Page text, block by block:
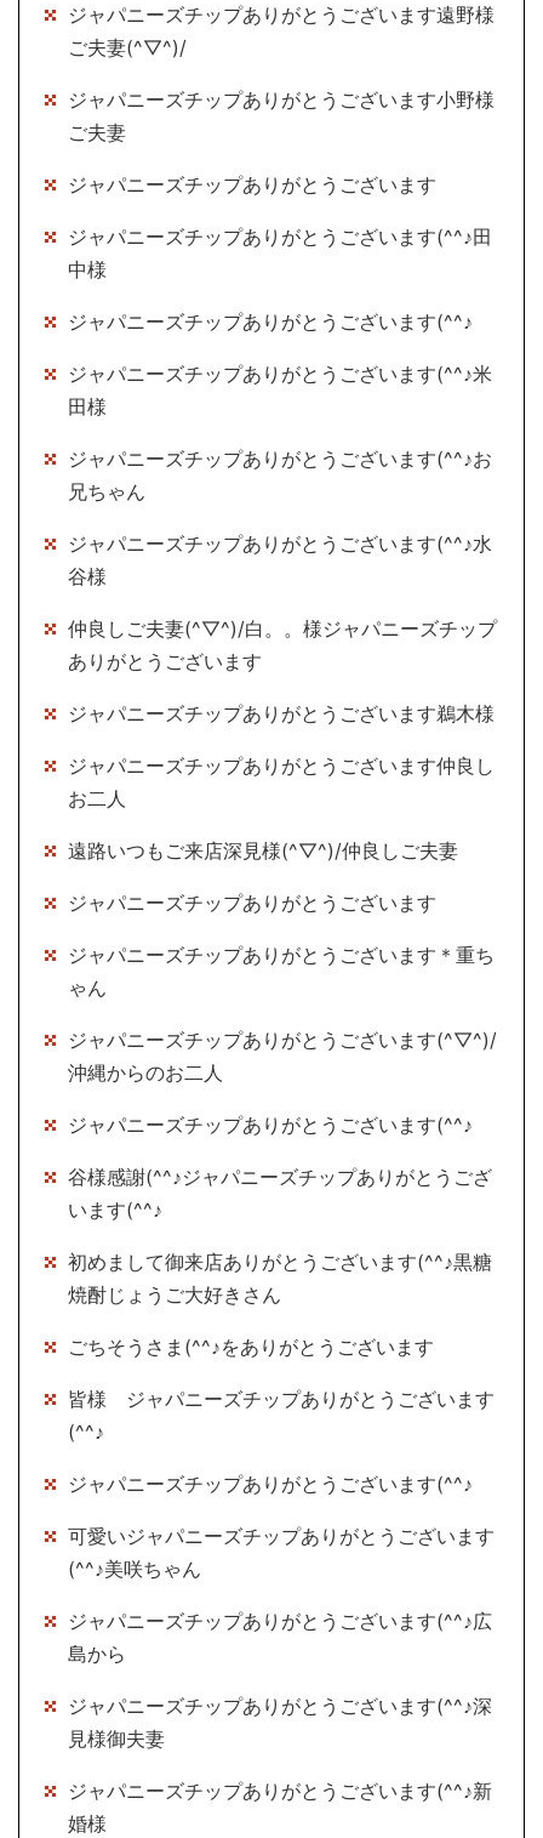
ジャパニーズチップありがとうございます遠野様
ご夫妻(^▽^)/
ジャパニーズチップありがとうございます小野様
ご夫妻
ジャパニーズチップありがとうございます
ジャパニーズチップありがとうございます(^^♪田
中様
ジャパニーズチップありがとうございます(^^♪
ジャパニーズチップありがとうございます(^^♪米
田様
ジャパニーズチップありがとうございます(^^♪お
兄ちゃん
ジャパニーズチップありがとうございます(^^♪水
谷様
仲良しご夫妻(^▽^)/白。。様ジャパニーズチップ
ありがとうございます
ジャパニーズチップありがとうございます鵜木様
ジャパニーズチップありがとうございます仲良し
お二人
遠路いつもご来店深見様(^▽^)/仲良しご夫妻
ジャパニーズチップありがとうございます
ジャパニーズチップありがとうございます＊重ち
ゃん
ジャパニーズチップありがとうございます(^▽^)/
沖縄からのお二人
ジャパニーズチップありがとうございます(^^♪
谷様感謝(^^♪ジャパニーズチップありがとうござ
います(^^♪
初めまして御来店ありがとうございます(^^♪黒糖
焼酎じょうご大好きさん
ごちそうさま(^^♪をありがとうございます
皆様 ジャパニーズチップありがとうございます
(^^♪
ジャパニーズチップありがとうございます(^^♪
可愛いジャパニーズチップありがとうございます
(^^♪美咲ちゃん
ジャパニーズチップありがとうございます(^^♪広
島から
ジャパニーズチップありがとうございます(^^♪深
見様御夫妻
ジャパニーズチップありがとうございます(^^♪新
婚様